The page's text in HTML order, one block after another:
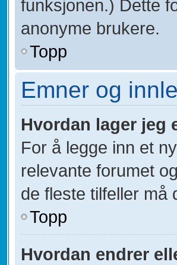
funksjonen.) Dette
anonyme brukere.
Topp
Emner og
Hvordan lager jeg
For å legge inn et
relevante forumet
de fleste tilfeller
Topp
Hvordan endrer